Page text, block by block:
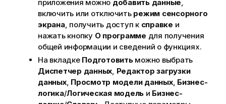
приложения можно добавить данные,
включить или отключить режим сенсорного
экрана, получить доступ к справке и
нажать кнопку О программе для получения
общей информации и сведений о функциях.
На вкладке Подготовитьможно выбрать
Диспетчер данных, Редактор загрузки
данных, Просмотр модели данных, Бизнес-
логика/Логическая модель и Бизнес-